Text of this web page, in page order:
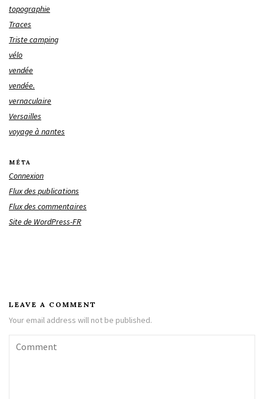
topographie
Traces
Triste camping
vélo
vendée
vendée.
vernaculaire
Versailles
voyage à nantes
MÉTA
Connexion
Flux des publications
Flux des commentaires
Site de WordPress-FR
LEAVE A COMMENT
Your email address will not be published.